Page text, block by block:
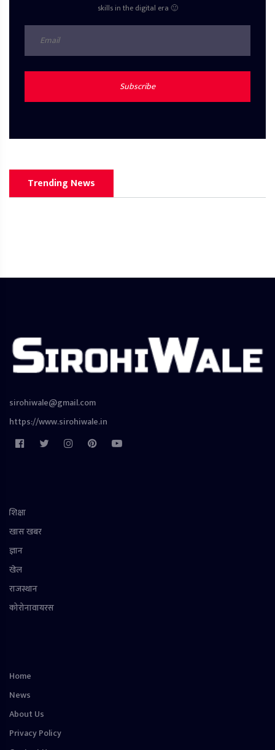
skills in the digital era 🙂
Subscribe
Trending News
sirohiwale@gmail.com
https://www.sirohiwale.in
शिक्षा
खास खबर
ज्ञान
खेल
राजस्थान
कोरोनावायरस
Home
News
About Us
Privacy Policy